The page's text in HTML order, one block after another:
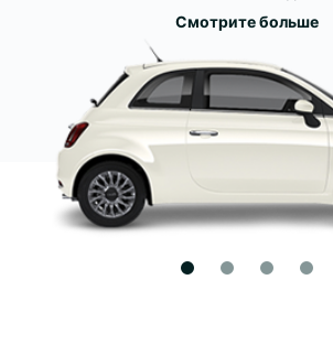
Смотрите больше